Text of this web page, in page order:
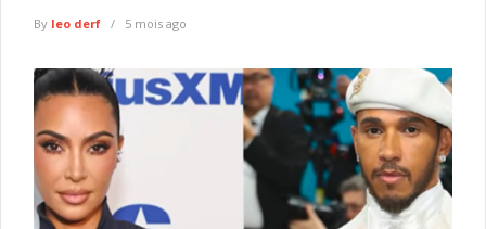
By leo derf 5 mois ago